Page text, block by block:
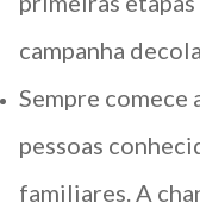
campanha
Sempre comece
pessoas
familiares. A